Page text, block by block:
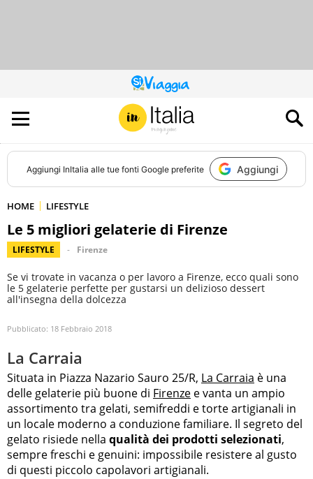
QUESTO
SITO
CONTRIBUISCE
ALL’AUDIENCE
DI
Aggiungi InItalia alle tue fonti Google preferite Aggiungi
HOME LIFESTYLE
Le 5 migliori gelaterie di Firenze
LIFESTYLE Firenze
Se vi trovate in vacanza o per lavoro a Firenze, ecco quali sono
le 5 gelaterie perfette per gustarsi un delizioso dessert
all'insegna della dolcezza
Pubblicato: 18 Febbraio 2018
La Carraia
Situata in Piazza Nazario Sauro 25/R, La Carraia è una
delle gelaterie più buone di Firenze e vanta un ampio
assortimento tra gelati, semifreddi e torte artigianali in
un locale moderno a conduzione familiare. Il segreto del
gelato risiede nella qualità dei prodotti selezionati,
sempre freschi e genuini: impossibile resistere al gusto
di questi piccolo capolavori artigianali.